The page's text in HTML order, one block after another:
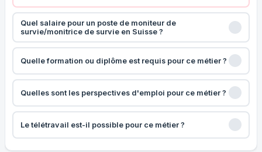
Quel salaire pour un poste de moniteur de
survie/monitrice de survie en Suisse ?
Quelle formation ou diplôme est requis pour ce métier ?
Quelles sont les perspectives d'emploi pour ce métier ?
Le télétravail est-il possible pour ce métier ?